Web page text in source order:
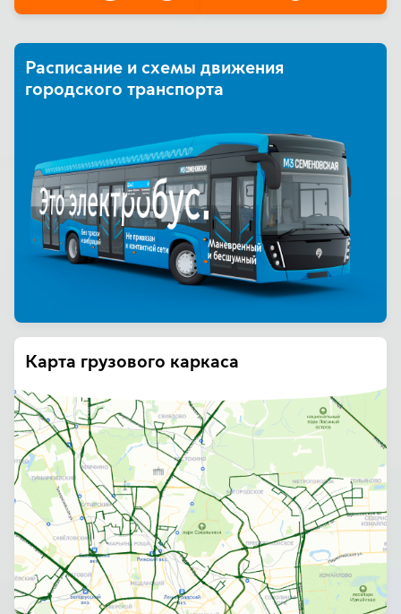
Расписание и схемы движения
городского транспорта
Карта грузового каркаса